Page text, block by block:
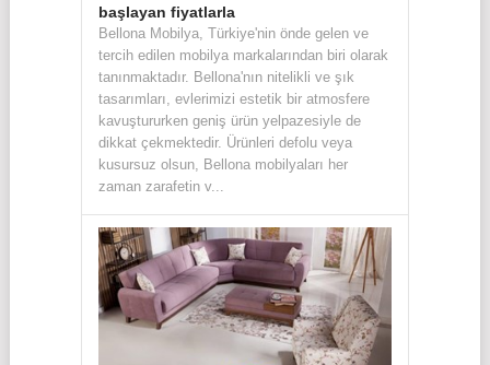
başlayan fiyatlarla
Bellona Mobilya, Türkiye'nin önde gelen ve
tercih edilen mobilya markalarından biri olarak
tanınmaktadır. Bellona'nın nitelikli ve şık
tasarımları, evlerimizi estetik bir atmosfere
kavuştururken geniş ürün yelpazesiyle de
dikkat çekmektedir. Ürünleri defolu veya
kusursuz olsun, Bellona mobilyaları her
zaman zarafetin v...